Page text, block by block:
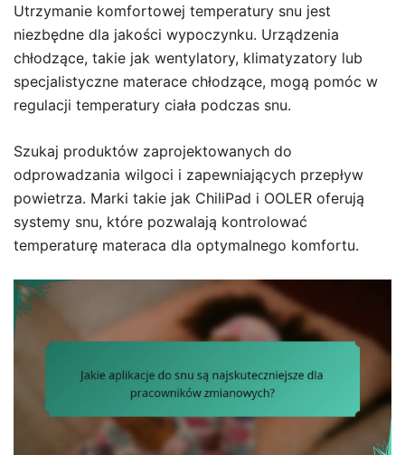
Utrzymanie komfortowej temperatury snu jest
niezbędne dla jakości wypoczynku. Urządzenia
chłodzące, takie jak wentylatory, klimatyzatory lub
specjalistyczne materace chłodzące, mogą pomóc w
regulacji temperatury ciała podczas snu.
Szukaj produktów zaprojektowanych do
odprowadzania wilgoci i zapewniających przepływ
powietrza. Marki takie jak ChiliPad i OOLER oferują
systemy snu, które pozwalają kontrolować
temperaturę materaca dla optymalnego komfortu.